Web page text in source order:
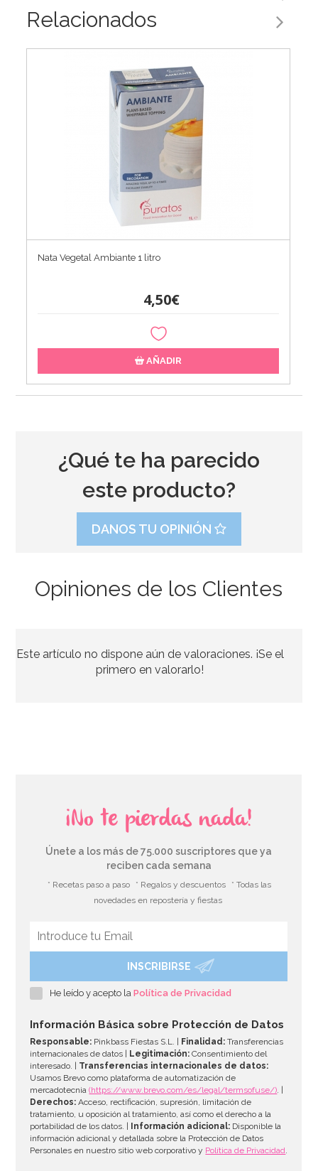
Relacionados
Nata Vegetal Ambiante 1 litro
4,50€
AÑADIR
7,99€
¿Qué te ha parecido
este producto?
DANOS TU OPINIÓN
Opiniones de los Clientes
Este artículo no dispone aún de valoraciones. ¡Se el
primero en valorarlo!
¡No te pierdas nada!
Únete a los más de 75.000 suscriptores que ya
reciben cada semana
* Recetas paso a paso * Regalos y descuentos
* Todas las
novedades en repostería y fiestas
INSCRIBIRSE
He leído y acepto laPolítica de Privacidad
Información Básica sobre Protección de Datos
Responsable: Pinkbass Fiestas S.L. | Finalidad: Transferencias
internacionales de datos |
Legitimación: Consentimiento del
interesado. | Transferencias internacionales de datos:
Usamos Brevo como plataforma de automatización de
mercadotecnia(https://www.brevo.com/es/legal/termsofuse/). |
Derechos: Acceso, rectificación, supresión, limitación de
tratamiento, u oposición al tratamiento, así como el derecho a la
portabilidad de los datos. |
Información adicional: Disponible la
información adicional y detallada sobre la Protección de Datos
Personales en nuestro sitio web corporativo y Política de Privacidad.